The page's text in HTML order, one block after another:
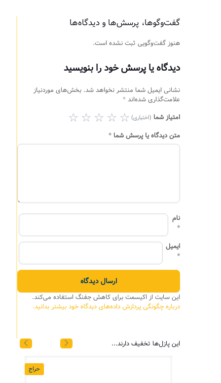
گفت‌وگوها، پرسش‌ها و دیدگاه‌ها
هنوز گفت‌وگویی ثبت نشده است.
دیدگاه یا پرسش خود را بنویسید
نشانی ایمیل شما منتشر نخواهد شد. بخش‌های موردنیاز
علامت‌گذاری شده‌اند *
امتیاز شما (اختیاری)
متن دیدگاه یا پرسش شما *
نام
*
ایمیل
*
این سایت از اکیسمت برای کاهش جفنگ استفاده می‌کند.
درباره چگونگی پردازش داده‌های دیدگاه خود بیشتر بدانید.
این پازل‌ها تخفیف دارند...
حراج